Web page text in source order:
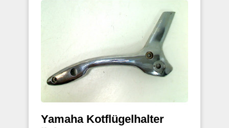
Yamaha Kotflügelhalter